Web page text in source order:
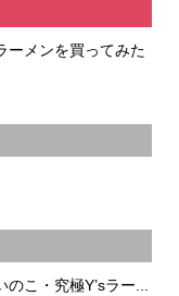
ーメンを買ってみた
こ・究極Y’sラー...